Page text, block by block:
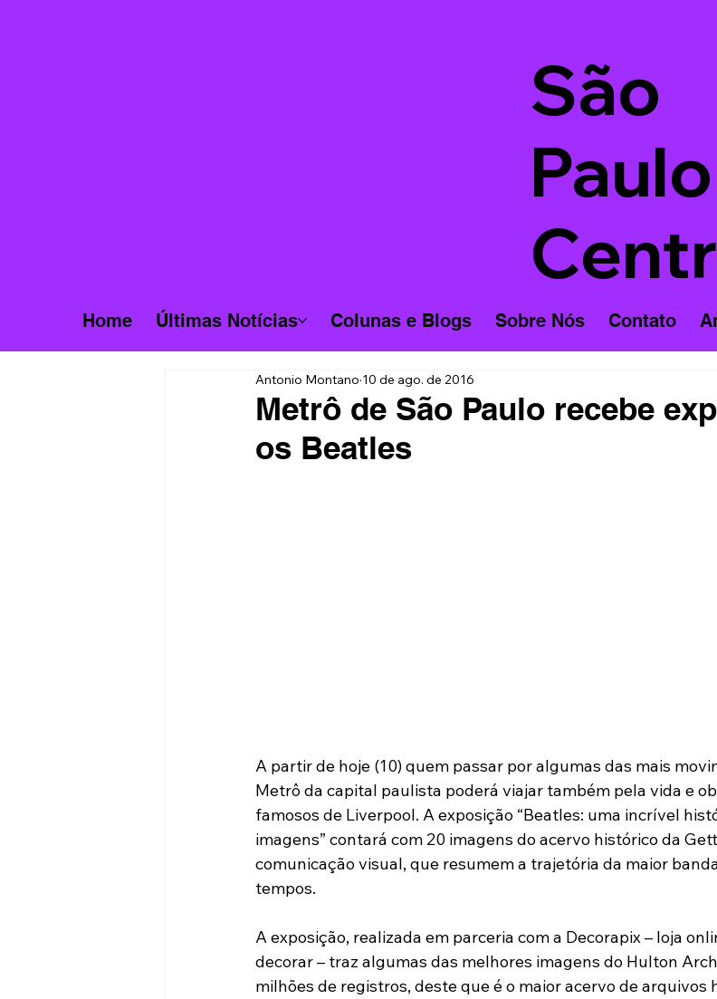
São
Home Últimas Notícias Colunas e Blogs Sobre Nós Contato
Metrô de São Paulo recebe
os Beatles
Antonio Montano 10 de ago. de 2016
A partir de hoje (10) quem passar por algumas das mais
Metrô da capital paulista poderá viajar também pela vida e
famosos de Liverpool. A exposição “Beatles: uma incrível
imagens” contará com 20 imagens do acervo histórico da
comunicação visual, que resumem a trajetória da maior
tempos.
A exposição, realizada em parceria com a Decorapix – loja
decorar – traz algumas das melhores imagens do Hulton
milhões de registros, deste que é o maior acervo de